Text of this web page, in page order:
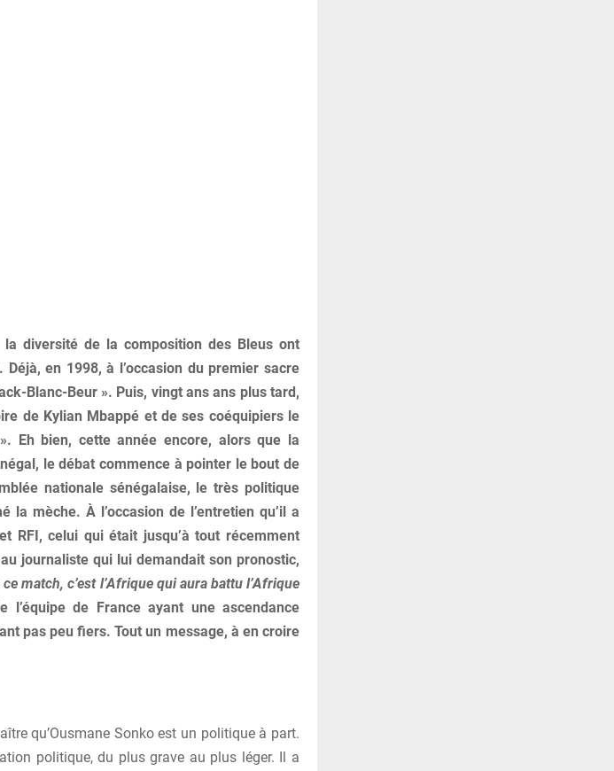
diversité de la composition des Bleus ont
en 1998, à l’occasion du premier sacre
Blanc-Beur ». Puis, vingt ans ans plus tard,
de Kylian Mbappé et de ses coéquipiers le
». Eh bien, cette année encore, alors que la
le débat commence à pointer le bout de
nationale sénégalaise, le très politique
la mèche. À l’occasion de l’entretien qu’il a
RFI, celui qui était jusqu’à tout récemment
journaliste qui lui demandait son pronostic,
match, c’est l’Afrique qui aura battu l’Afrique
de France ayant une ascendance
pas peu fiers. Tout un message, à en croire
qu’Ousmane Sonko est un politique à part.
politique, du plus grave au plus léger. Il a